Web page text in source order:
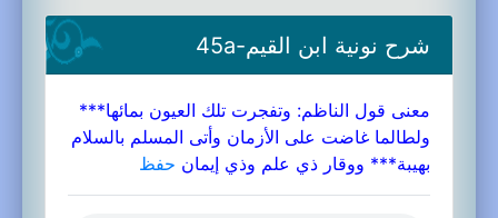
شرح نونية ابن القيم-45a
معنى قول الناظم: وتفجرت تلك العيون بمائها***
ولطالما غاضت على الأزمان وأتى المسلم بالسلام
بهيبة*** ووقار ذي علم وذي إيمان حفظ